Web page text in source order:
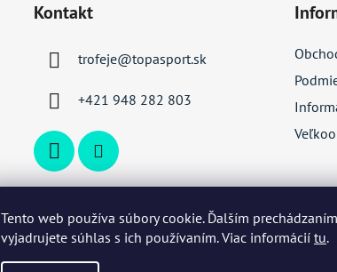
Tento web používa súbory cookie. Ďalším
vyjadrujete súhlas s ich používaním. Viac informácií tu.
Kontakt
trofeje@topasport.sk
+421 948 282 803